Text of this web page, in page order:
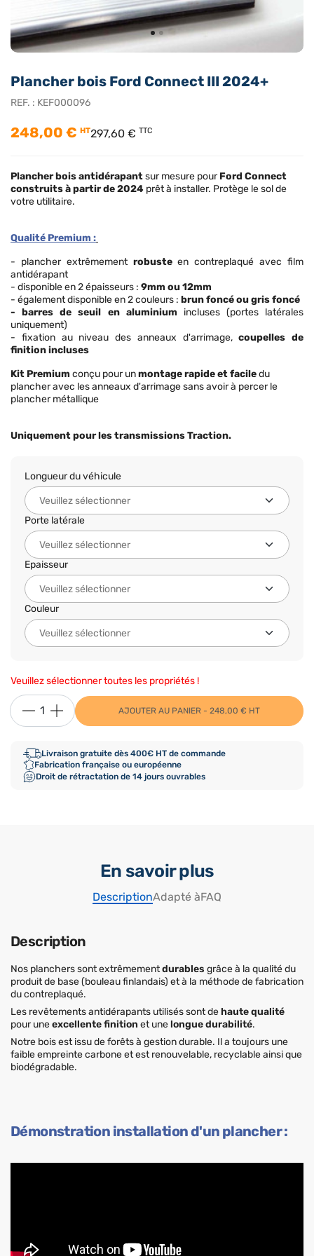
Plancher bois Ford Connect III 2024+
REF. : KEF000096
248,00 € HT297,60 € TTC
Plancher bois antidérapantsur mesure pourFord Connect
construits à partir de2024 prêt à installer. Protège le sol de
votre utilitaire.
Qualité Premium :
- plancher extrêmement robusteen contreplaqué avec film
antidérapant
- disponible en 2 épaisseurs : 9mm ou 12mm
- également disponible en 2 couleurs : brun foncé ou gris foncé
- barres de seuil en aluminium incluses (portes latérales
uniquement)
- fixation au niveau des anneaux d'arrimage,coupelles de
finition incluses
Kit Premium conçu pour unmontage rapide et faciledu
plancher avec les anneaux d'arrimage sans avoir à percer le
plancher métallique
Uniquement pour les transmissions Traction.
Longueur du véhicule
Porte latérale
Epaisseur
Couleur
Veuillez sélectionner toutes les propriétés !
AJOUTER AU PANIER - 248,00 € HT
Livraison gratuite dès 400€ HT de commande
Fabrication française ou européenne
Droit de rétractation de 14 jours ouvrables
En savoir plus
DescriptionAdapté àFAQ
Description
Nos planchers sont extrêmementdurables grâce à la qualité du
produit de base (bouleau finlandais) et à la méthode de fabrication
du contreplaqué.
Les revêtements antidérapants utilisés sont dehaute qualité
pour uneexcellente finition et unelongue durabilité.
Notre bois est issu de forêts à gestion durable. Il a toujours une
faible empreinte carbone et est renouvelable, recyclable ainsi que
biodégradable.
Démonstration installation d'un plancher :